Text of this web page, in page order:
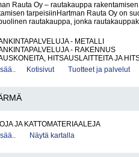
Rauta Oy – rautakauppa
tarpeisiinHartman Rauta Oy on
rautakauppa, jonka
- METALLI
- RAKENNUS
HITSAUSLAITTEITA JA
Kotisivut Tuotteet ja palvelut
JA KATTOMATERIAALEJA
Näytä kartalla